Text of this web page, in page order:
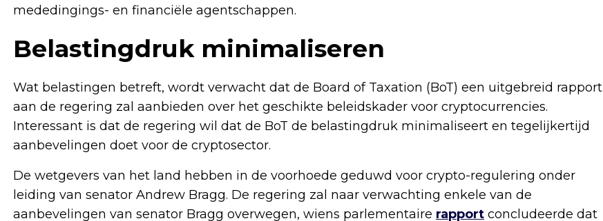
mededingings- en financiële agentschappen.
Belastingdruk minimaliseren
Wat belastingen betreft, wordt verwacht dat de Board of Taxation (BoT) een uitgebreid rapport
aan de regering zal aanbieden over het geschikte beleidskader voor cryptocurrencies.
Interessant is dat de regering wil dat de BoT de belastingdruk minimaliseert en tegelijkertijd
aanbevelingen doet voor de cryptosector.
De wetgevers van het land hebben in de voorhoede geduwd voor crypto-regulering onder
leiding van senator Andrew Bragg. De regering zal naar verwachting enkele van de
aanbevelingen van senator Bragg overwegen, wiens parlementaire rapport concludeerde dat